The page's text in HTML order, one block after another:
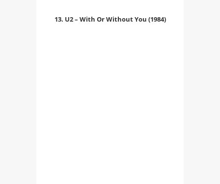
13. U2 – With Or Without You (1984)